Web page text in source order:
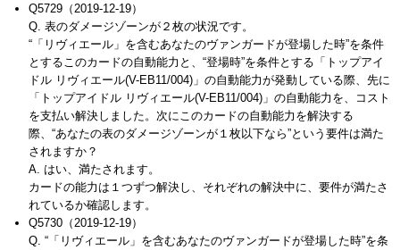
Q5729（2019-12-19）
Q. 表のダメージゾーンが２枚の状況です。
“「リヴィエール」を含むあなたのヴァンガードが登場した時”を条件
とするこのカードの自動能力と、“登場時”を条件とする「トップアイ
ドル リヴィエール(V-EB11/004)」の自動能力が発動している際、先に
「トップアイドル リヴィエール(V-EB11/004)」の自動能力を、コスト
を支払い解決しました。次にこのカードの自動能力を解決する
際、“あなたの表のダメージゾーンが１枚以下なら”という要件は満た
されますか？
A. はい、満たされます。
カードの能力は１つずつ解決し、それぞれの解決中に、要件が満たさ
れているか確認します。
Q5730（2019-12-19）
Q. “「リヴィエール」を含むあなたのヴァンガードが登場した時”を条